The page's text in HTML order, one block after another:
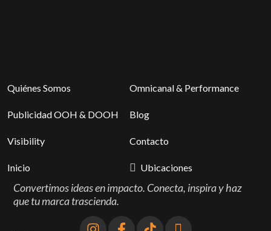
Quiénes Somos
Publicidad OOH & DOOH
Visibility
Inicio
Omnicanal & Performance
Blog
Contacto
Ubicaciones
Convertimos ideas en impacto. Conecta, inspira y haz
que tu marca trascienda.